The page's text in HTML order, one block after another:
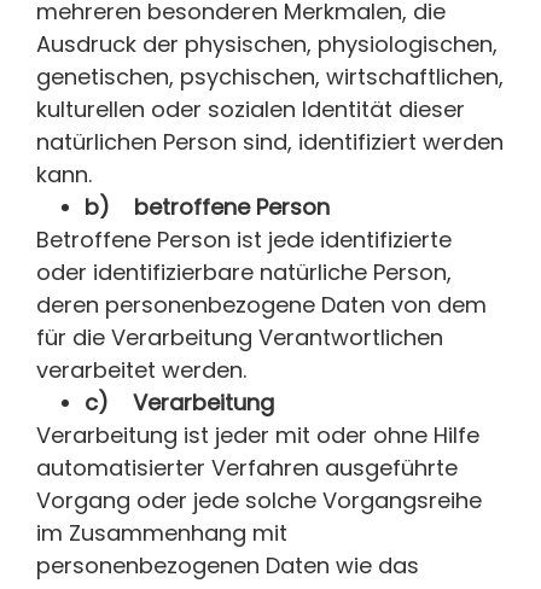
mehreren besonderen Merkmalen, die
Ausdruck der physischen, physiologischen,
genetischen, psychischen, wirtschaftlichen,
kulturellen oder sozialen Identität dieser
natürlichen Person sind, identifiziert werden
kann.
b) betroffene Person
Betroffene Person ist jede identifizierte
oder identifizierbare natürliche Person,
deren personenbezogene Daten von dem
für die Verarbeitung Verantwortlichen
verarbeitet werden.
c) Verarbeitung
Verarbeitung ist jeder mit oder ohne Hilfe
automatisierter Verfahren ausgeführte
Vorgang oder jede solche Vorgangsreihe
im Zusammenhang mit
personenbezogenen Daten wie das